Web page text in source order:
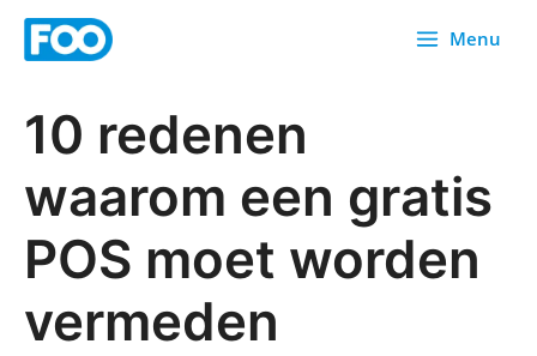
Overslaan
Menu
10 redenen
waarom een gratis
POS moet worden
vermeden